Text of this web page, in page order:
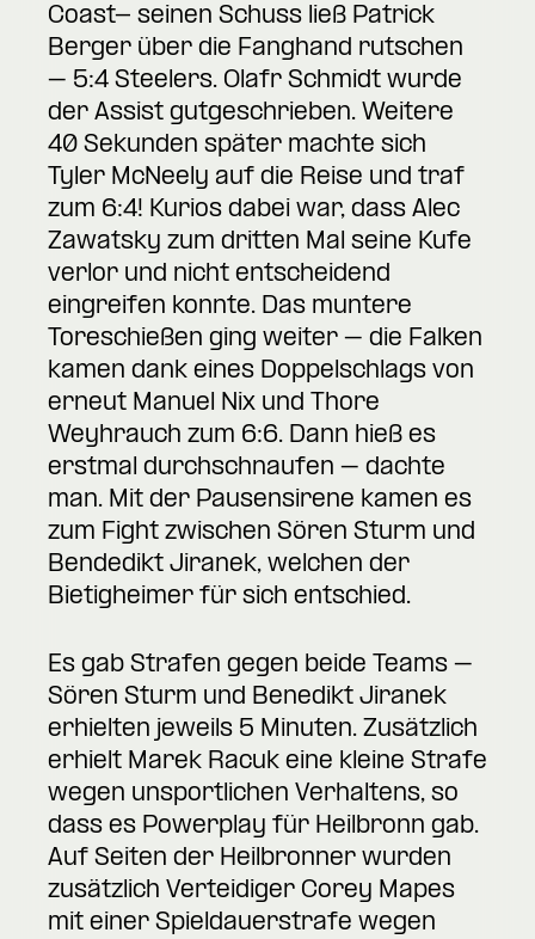
Coast- seinen Schuss ließ Patrick
Berger über die Fanghand rutschen
– 5:4 Steelers. Olafr Schmidt wurde
der Assist gutgeschrieben. Weitere
40 Sekunden später machte sich
Tyler McNeely auf die Reise und traf
zum 6:4! Kurios dabei war, dass Alec
Zawatsky zum dritten Mal seine Kufe
verlor und nicht entscheidend
eingreifen konnte. Das muntere
Toreschießen ging weiter – die Falken
kamen dank eines Doppelschlags von
erneut Manuel Nix und Thore
Weyhrauch zum 6:6. Dann hieß es
erstmal durchschnaufen – dachte
man. Mit der Pausensirene kamen es
zum Fight zwischen Sören Sturm und
Bendedikt Jiranek, welchen der
Bietigheimer für sich entschied.
Es gab Strafen gegen beide Teams –
Sören Sturm und Benedikt Jiranek
erhielten jeweils 5 Minuten. Zusätzlich
erhielt Marek Racuk eine kleine Strafe
wegen unsportlichen Verhaltens, so
dass es Powerplay für Heilbronn gab.
Auf Seiten der Heilbronner wurden
zusätzlich Verteidiger Corey Mapes
mit einer Spieldauerstrafe wegen